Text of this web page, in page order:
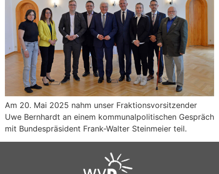
Am 20. Mai 2025 nahm unser Fraktionsvorsitzender
Uwe Bernhardt an einem kommunalpolitischen Gespräch
mit Bundespräsident Frank-Walter Steinmeier teil.